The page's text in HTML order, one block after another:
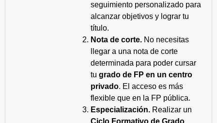
seguimiento personalizado para
alcanzar objetivos y lograr tu
título.
Nota de corte. No necesitas
llegar a una nota de corte
determinada para poder cursar
tu grado de FP en un centro
privado. El acceso es más
flexible que en la FP pública.
Especialización. Realizar un